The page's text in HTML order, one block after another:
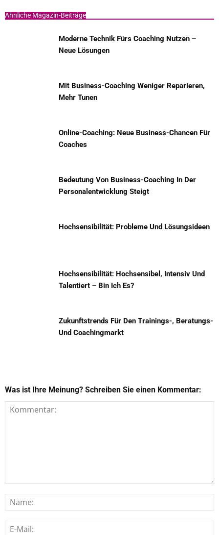
Ähnliche Magazin-Beiträge
Moderne Technik Fürs Coaching Nutzen –
Neue Lösungen
Mit Business-Coaching Weniger Reparieren,
Mehr Tunen
Online-Coaching: Neue Business-Chancen Für
Coaches
Bedeutung Von Business-Coaching In Der
Personalentwicklung Steigt
Hochsensibilität: Probleme Und Lösungsideen
Hochsensibilität: Hochsensibel, Intensiv Und
Talentiert – Bin Ich Es?
Zukunftstrends Für Den Trainings-, Beratungs-
Und Coachingmarkt
Was ist Ihre Meinung? Schreiben Sie einen Kommentar: